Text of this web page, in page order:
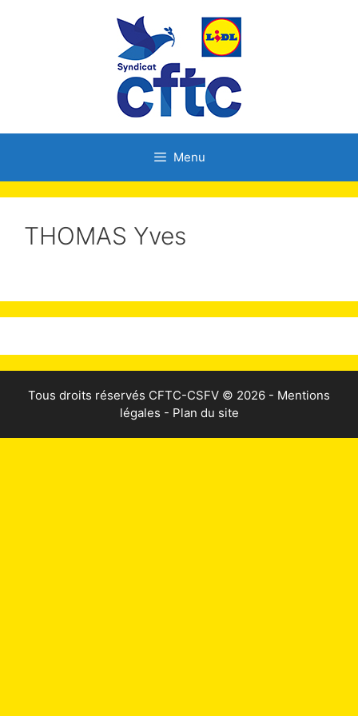
Menu
THOMAS Yves
Tous droits réservés CFTC-CSFV © 2026 - Mentions
légales - Plan du site